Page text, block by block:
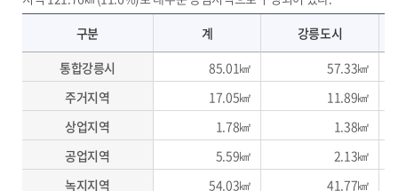
구분 계
강릉도시
통합강릉시
85.01㎢
57.33㎢
주거지역
17.05㎢
11.89㎢
상업지역
1.78㎢
1.38㎢
공업지역
5.59㎢
2.13㎢
녹지지역
54.03㎢
41.77㎢